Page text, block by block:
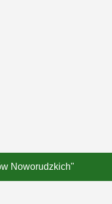
Noworudzkich"